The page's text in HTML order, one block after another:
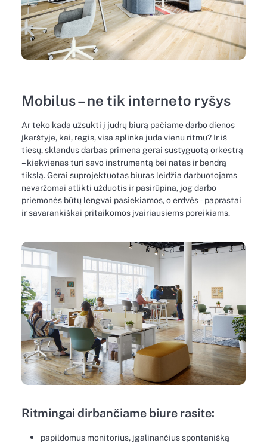
Mobilus – ne tik interneto ryšys
Ar teko kada užsukti į judrų biurą pačiame darbo dienos
įkarštyje, kai, regis, visa aplinka juda vienu ritmu? Ir iš
tiesų, sklandus darbas primena gerai sustyguotą orkestrą
– kiekvienas turi savo instrumentą bei natas ir bendrą
tikslą. Gerai suprojektuotas biuras leidžia darbuotojams
nevaržomai atlikti užduotis ir pasirūpina, jog darbo
priemonės būtų lengvai pasiekiamos, o erdvės – paprastai
ir savarankiškai pritaikomos įvairiausiems poreikiams.
Ritmingai dirbančiame biure rasite:
papildomus monitorius, įgalinančius spontanišką